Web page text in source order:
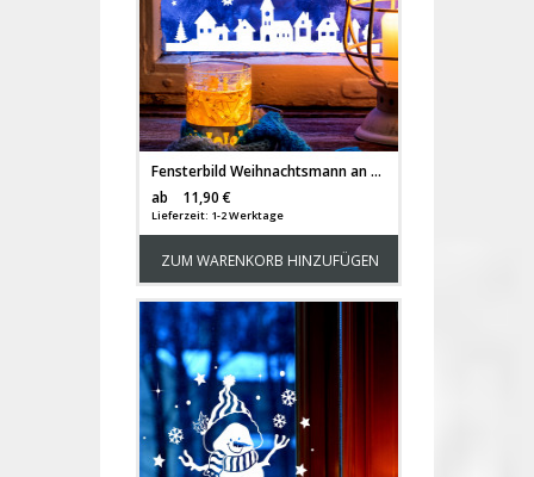
Fensterbild Weihnachtsmann an Weihnachten Winter Fensterdeko Fensterbilder Winterlandschaft + Sterne & Schneeflocken M2263
ab
11,90 €
Lieferzeit: 1-2 Werktage
ZUM WARENKORB HINZUFÜGEN